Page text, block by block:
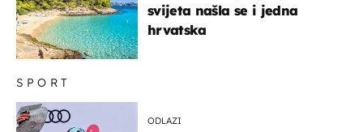
SPORT
ODLAZI
svijeta našla se i jedna
hrvatska